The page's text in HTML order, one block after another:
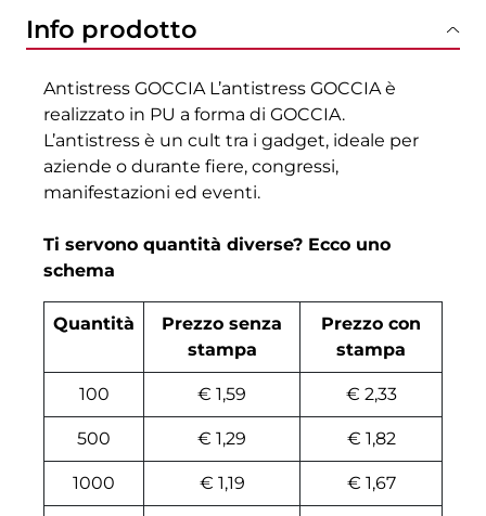
Info prodotto
Antistress GOCCIA L’antistress GOCCIA è
realizzato in PU a forma di GOCCIA.
L’antistress è un cult tra i gadget, ideale per
aziende o durante fiere, congressi,
manifestazioni ed eventi.
Ti servono quantità diverse? Ecco uno
schema
Quantità
Prezzo senza
stampa
Prezzo con
stampa
100 € 1,59 € 2,33
500 € 1,29 € 1,82
1000 € 1,19 € 1,67